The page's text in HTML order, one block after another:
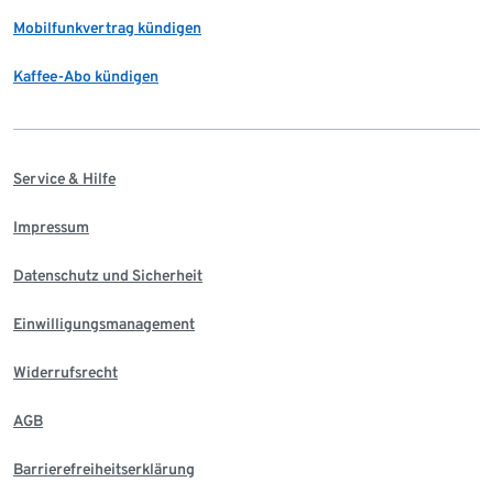
Mobilfunkvertrag kündigen
Kaffee-Abo kündigen
Service & Hilfe
Impressum
Datenschutz und Sicherheit
Einwilligungsmanagement
Widerrufsrecht
AGB
Barrierefreiheitserklärung